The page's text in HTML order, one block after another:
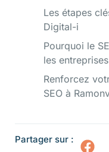
Les étapes
Digital-i
Pourquoi le
les
Renforcez
SEO à
Partager sur :